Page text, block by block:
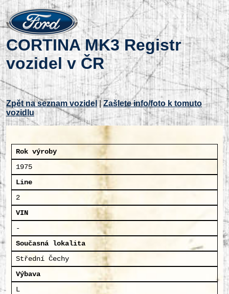
CORTINA MK3 Registr
vozidel v ČR
Zpět na seznam vozidel |Zašlete info/foto k tomuto
vozidlu
Rok výroby
1975
Line
2
VIN
-
Současná lokalita
Střední Čechy
Výbava
L